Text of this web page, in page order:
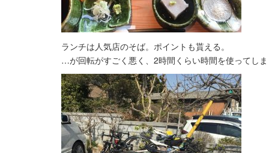
ランチは人気店のそば。ポイントも貰える。
…が回転がすごく悪く、2時間くらい時間を使ってし